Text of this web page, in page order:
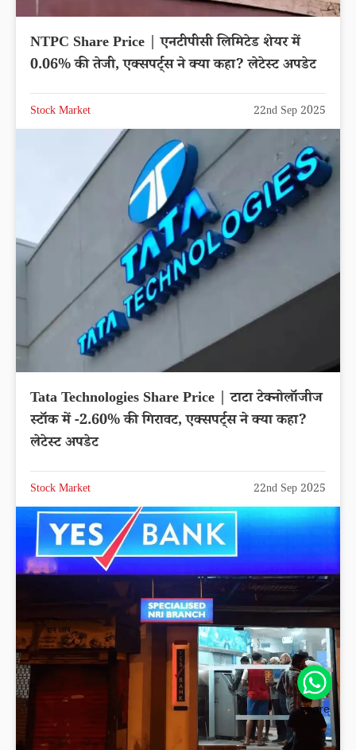
NTPC Share Price | एनटीपीसी लिमिटेड शेयर में
0.06% की तेजी, एक्सपर्ट्स ने क्या कहा? लेटेस्ट अपडेट
Stock Market 22nd Sep 2025
Tata Technologies Share Price | टाटा टेक्नोलॉजीज
स्टॉक में -2.60% की गिरावट, एक्सपर्ट्स ने क्या कहा?
लेटेस्ट अपडेट
Stock Market 22nd Sep 2025
Share